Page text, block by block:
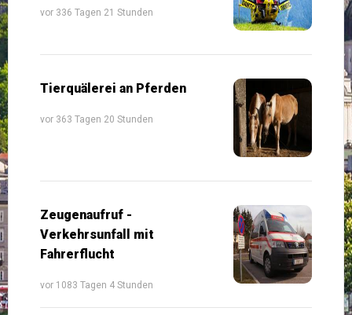
vor 336 Tagen 21 Stunden
Tierquälerei an Pferden
vor 363 Tagen 20 Stunden
Zeugenaufruf -
Verkehrsunfall mit
Fahrerflucht
vor 1083 Tagen 4 Stunden